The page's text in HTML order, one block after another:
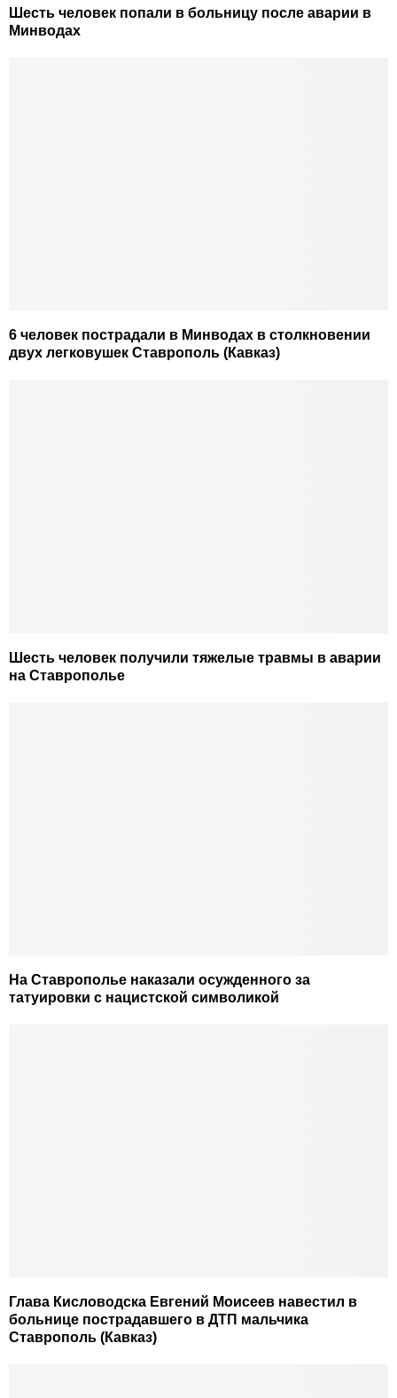
Шесть человек попали в больницу после аварии в
Минводах
6 человек пострадали в Минводах в столкновении
двух легковушек Ставрополь (Кавказ)
Шесть человек получили тяжелые травмы в аварии
на Ставрополье
На Ставрополье наказали осужденного за
татуировки с нацистской символикой
Глава Кисловодска Евгений Моисеев навестил в
больнице пострадавшего в ДТП мальчика
Ставрополь (Кавказ)